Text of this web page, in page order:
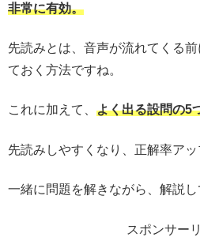
非常に有効。
先読みとは、音声が流れてくる
ておく方法ですね。
これに加えて、 よく出る設問の5
先読みしやすくなり、正解率アッ
一緒に問題を解きながら、解説し
スポンサー